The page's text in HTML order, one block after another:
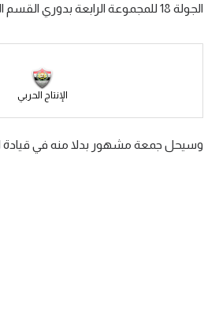
دوري أبطال أوروبا
القسم الثاني
الجولة 18 للمجموعة الرابعة بدوري القسم الثاني (ب).
الإنتاج الحربي
وسيحل جمعة مشهور بدلا منه في قيادة